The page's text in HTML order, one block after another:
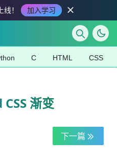
！ 加入学习
C HTML CSS
渐变
下一篇